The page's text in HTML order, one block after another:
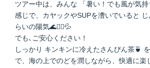
ツアー中は、みんな 「暑い！でも風が気
感じで、カヤックやSUPを漕いでいると じ
らいの陽気🌊🚣‍♀️💦
でも､ご安心ください！
しっかり キンキンに冷えたさんぴん茶🍵
で、海の上でのどを潤しながら、快適に楽